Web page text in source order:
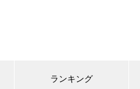
ランキング